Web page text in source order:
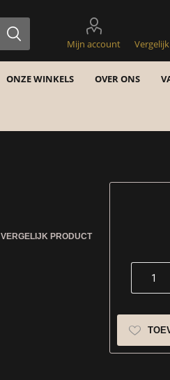
Mijn account
ONZE WINKELS OVER ONS
VERGELIJK PRODUCT